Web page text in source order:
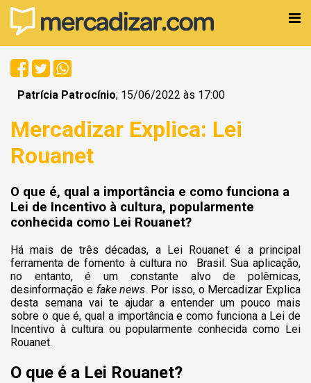
Patrícia Patrocínio; 15/06/2022 às 17:00
Mercadizar Explica: Lei
Rouanet
O que é, qual a importância e como funciona a
Lei de Incentivo à cultura, popularmente
conhecida como Lei Rouanet?
Há mais de três décadas, a Lei Rouanet é a principal
ferramenta de fomento à cultura no Brasil. Sua aplicação,
no entanto, é um constante alvo de polêmicas,
desinformação e fake news. Por isso, o Mercadizar Explica
desta semana vai te ajudar a entender um pouco mais
sobre o que é, qual a importância e como funciona a Lei de
Incentivo à cultura ou popularmente conhecida como Lei
Rouanet.
O que é a Lei Rouanet?